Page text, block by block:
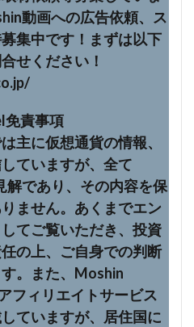
動画への広告依頼、ス
集中です！まずは以下
せください！
免責事項
主に仮想通貨の情報、
ていますが、全て
解であり、その内容を保
ません。あくまでエン
てご覧いただき、投資
の上、ご自身での判断
。また、Moshin
フィリエイトサービス
ていますが、居住国に